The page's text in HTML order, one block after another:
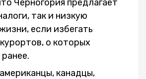
Черногория предлагает
так и низкую
если избегать
о которых
канадцы,